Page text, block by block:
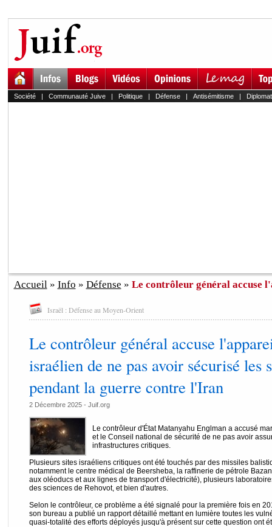
Société| Communauté Juive| Politique| Défense| Antisémitisme|
Accueil» Info » Défense » Le contrôleur général accuse
Israël : Défense au Moyen-Orient
Le contrôleur général accuse
israélien de ne pas avoir sécurisé les
pendant la guerre contre l'Iran
2 Décembre 2025 - Juif.org
Le contrôleur d'État Matanyahu Englman a accusé
et le Conseil national de sécurité de ne pas avoir
infrastructures critiques.
Plusieurs sites israéliens critiques ont été touchés par des missiles
notamment le centre médical de Beersheba, la raffinerie de pétrole
aux oléoducs et aux lignes de transport d'électricité), plusieurs
des sciences de Rehovot, et bien d'autres.
Selon le contrôleur, ce problème a été signalé pour la première fois en
son bureau a publié un rapport détaillé mettant en lumière toutes les
quasi-totalité des efforts déployés jusqu'à présent sur cette question ont